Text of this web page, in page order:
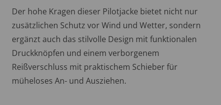
Der hohe Kragen dieser Pilotjacke bietet nicht nur
zusätzlichen Schutz vor Wind und Wetter, sondern
ergänzt auch das stilvolle Design mit funktionalen
Druckknöpfen und einem verborgenem
Reißverschluss mit praktischem Schieber für
müheloses An- und Ausziehen.